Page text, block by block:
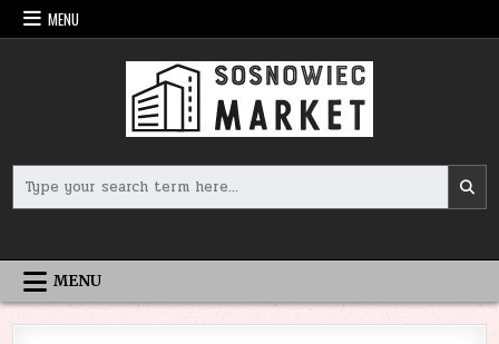
Skip
to
MENU
for:
MENU